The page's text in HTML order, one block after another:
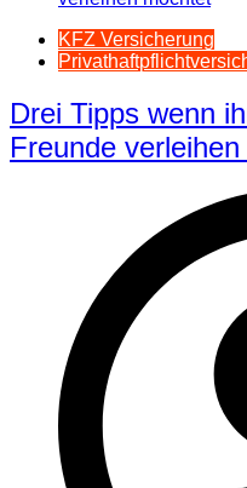
KFZ Versicherung
Drei Tipps wenn
Freunde